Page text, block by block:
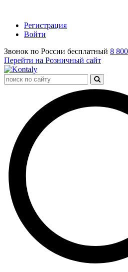
Регистрация
Войти
Звонок по России бесплатный 8
Перейти на Розничный сайт